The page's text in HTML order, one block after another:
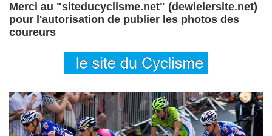
Merci au "siteducyclisme.net" (dewielersite.net)
pour l'autorisation de publier les photos des
coureurs